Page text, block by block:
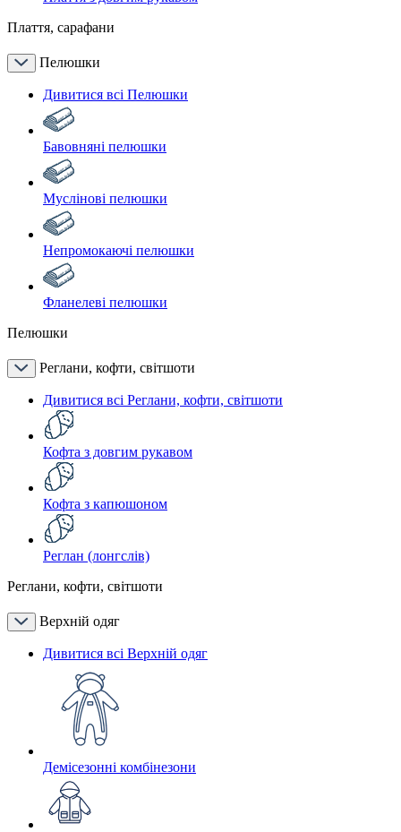
Плаття, сарафани
Пелюшки
Дивитися всі Пелюшки
Бавовняні пелюшки
Муслінові пелюшки
Непромокаючі пелюшки
Фланелеві пелюшки
Пелюшки
Реглани, кофти, світшоти
Дивитися всі Реглани, кофти, світшоти
Кофта з довгим рукавом
Кофта з капюшоном
Реглан (лонгслів)
Реглани, кофти, світшоти
Верхній одяг
Дивитися всі Верхній одяг
Демісезонні комбінезони